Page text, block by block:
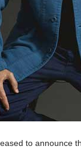
to announce